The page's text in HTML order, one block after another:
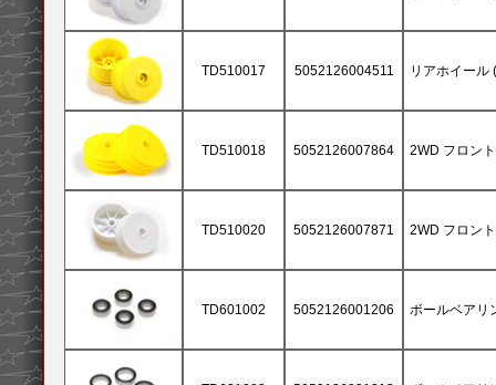
TD510017 5052126004511 リアホイール
TD510018 5052126007864 2WD フロン
TD510020 5052126007871 2WD フロン
TD601002 5052126001206 ボールベアリ